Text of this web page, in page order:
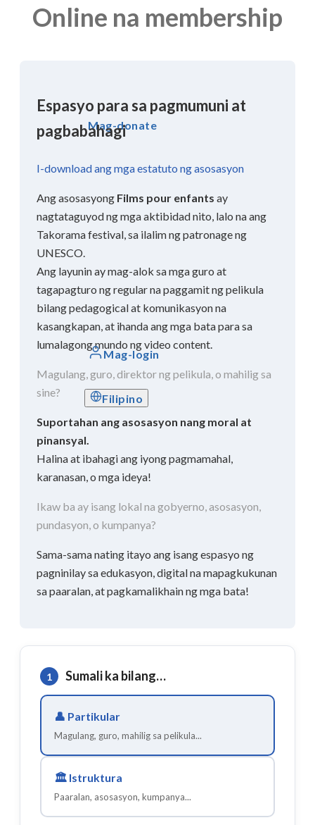
Mag-donate
Mag-login
Filipino
Online na membership
Espasyo para sa pagmumuni at
pagbabahagi
I-download ang mga estatuto ng asosasyon
Ang asosasyong Films pour enfants ay
nagtataguyod ng mga aktibidad nito, lalo na ang
Takorama festival, sa ilalim ng patronage ng
UNESCO.
Ang layunin ay mag-alok sa mga guro at
tagapagturo ng regular na paggamit ng pelikula
bilang pedagogical at komunikasyon na
kasangkapan, at ihanda ang mga bata para sa
lumalagong mundo ng video content.
Magulang, guro, direktor ng pelikula, o mahilig sa
sine?
Suportahan ang asosasyon nang moral at
pinansyal.
Halina at ibahagi ang iyong pagmamahal,
karanasan, o mga ideya!
Ikaw ba ay isang lokal na gobyerno, asosasyon,
pundasyon, o kumpanya?
Sama-sama nating itayo ang isang espasyo ng
pagninilay sa edukasyon, digital na mapagkukunan
sa paaralan, at pagkamalikhain ng mga bata!
1 Sumali ka bilang…
👤 Partikular
Magulang, guro, mahilig sa pelikula...
🏛️ Istruktura
Paaralan, asosasyon, kumpanya...